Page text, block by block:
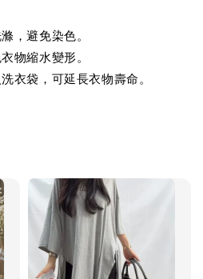
，避免染色。
物縮水變形。
衣袋，可延長衣物壽命。